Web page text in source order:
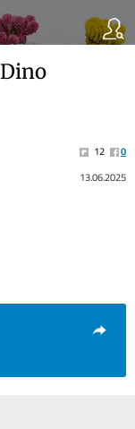
12
0
13.06.2025